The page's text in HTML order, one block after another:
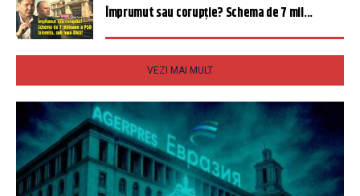
Împrumut sau corupție? Schema de 7 mil...
VEZI MAI MULT